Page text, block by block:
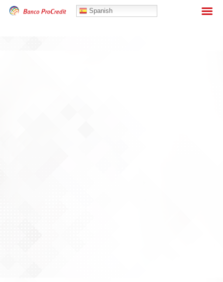
Spanish